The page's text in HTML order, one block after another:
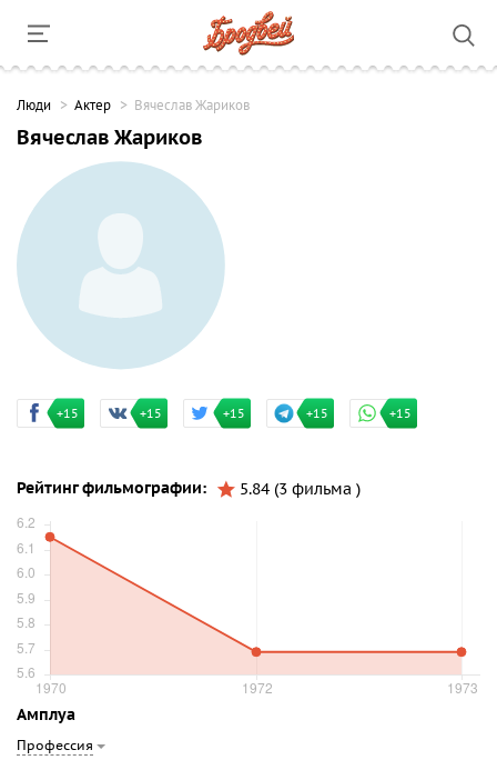
Люди Актер Вячеслав Жариков
Вячеслав Жариков
+15 +15 +15 +15 +15
Рейтинг фильмографии: 5.84 (3 фильма )
Амплуа
Профессия